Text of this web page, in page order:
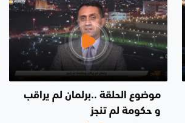
موضوع الحلقة ..برلمان لم يراقب
و حكومة لم تنجز